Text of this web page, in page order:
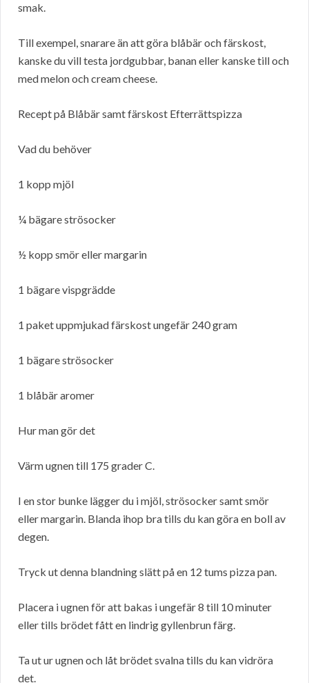
smak.
Till exempel, snarare än att göra blåbär och färskost,
kanske du vill testa jordgubbar, banan eller kanske till och
med melon och cream cheese.
Recept på Blåbär samt färskost Efterrättspizza
Vad du behöver
1 kopp mjöl
¼ bägare strösocker
½ kopp smör eller margarin
1 bägare vispgrädde
1 paket uppmjukad färskost ungefär 240 gram
1 bägare strösocker
1 blåbär aromer
Hur man gör det
Värm ugnen till 175 grader C.
I en stor bunke lägger du i mjöl, strösocker samt smör
eller margarin. Blanda ihop bra tills du kan göra en boll av
degen.
Tryck ut denna blandning slätt på en 12 tums pizza pan.
Placera i ugnen för att bakas i ungefär 8 till 10 minuter
eller tills brödet fått en lindrig gyllenbrun färg.
Ta ut ur ugnen och låt brödet svalna tills du kan vidröra
det.